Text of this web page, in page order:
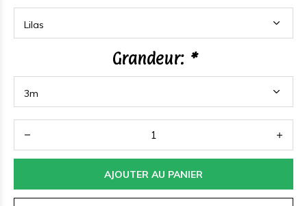
Grandeur: *
AJOUTER AU PANIER